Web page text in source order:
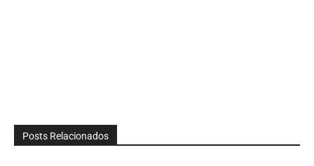
Posts Relacionados